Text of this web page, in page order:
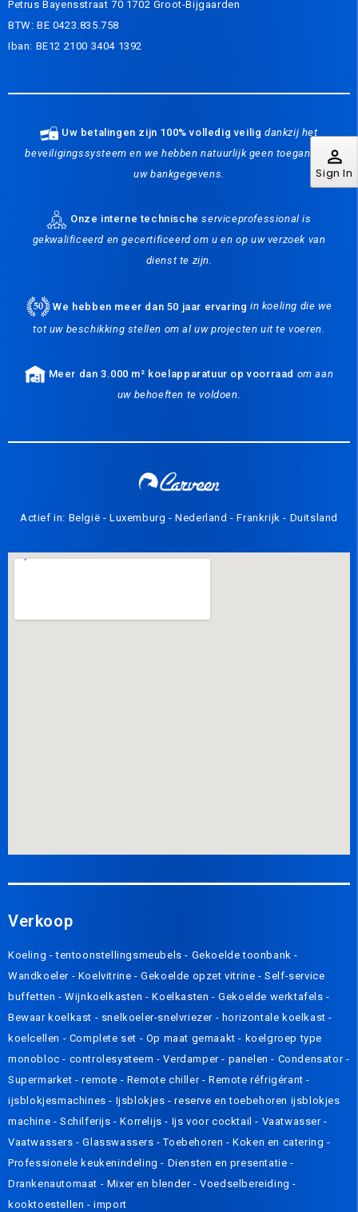
perm_identity
Sign In
Petrus Bayensstraat 70 1702 Groot-Bijgaarden
BTW: BE 0423.835.758
Iban: BE12 2100 3404 1392
Uw betalingen zijn 100% volledig veilig dankzij het
beveiligingssysteem en we hebben natuurlijk geen toegang tot
uw bankgegevens.
Onze interne technischeserviceprofessional is
gekwalificeerd en gecertificeerd om u en op uw verzoek van
dienst te zijn.
We hebben meer dan 50 jaar ervaring in koeling die we
tot uw beschikking stellen om al uw projecten uit te voeren.
Meer dan 3.000 m² koelapparatuur op voorraad om aan
uw behoeften te voldoen.
Actief in: België - Luxemburg - Nederland - Frankrijk - Duitsland
Verkoop
Koeling -tentoonstellingsmeubels- Gekoelde toonbank-
Wandkoeler - Koelvitrine-Gekoelde opzet vitrine-Self-service
buffetten -Wijnkoelkasten-Koelkasten-Gekoelde werktafels-
Bewaar koelkast - snelkoeler-snelvriezer - horizontale koelkast-
koelcellen - Complete set - Op maat gemaakt- koelgroep type
monobloc- controlesysteem-Verdamper- panelen- Condensator -
Supermarket - remote - Remote chiller -Remote réfrigérant-
ijsblokjesmachines- Ijsblokjes-reserve en toebehoren ijsblokjes
machine -Schilferijs-Korrelijs- Ijs voor cocktail- Vaatwasser-
Vaatwassers-Glasswassers-Toebehoren-Koken en catering-
Professionele keukenindeling- Diensten en presentatie-
Drankenautomaat - Mixer en blender-Voedselbereiding-
kooktoestellen -import